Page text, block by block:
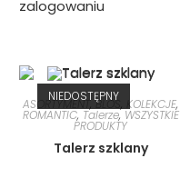
zalogowaniu
NIEDOSTĘPNY
ASORTYMENT,BLOS, KOLEKCJE,
ROMANTIC, Talerze, WSZYSTKIE
PRODUKTY
Talerz szklany